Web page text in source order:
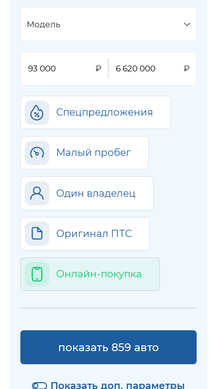
Модель
Спецпредложения
Малый пробег
Один владелец
Оригинал ПТС
Онлайн-покупка
Показать доп. параметры
показать 859 авто